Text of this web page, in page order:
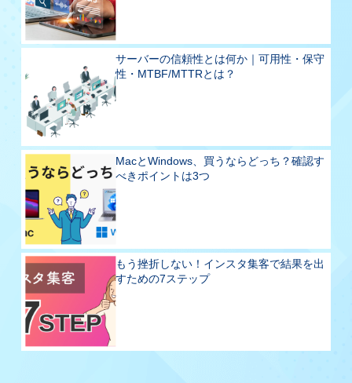
サーバーの信頼性とは何か｜可用性・保守
性・MTBF/MTTRとは？
MacとWindows、買うならどっち？確認す
べきポイントは3つ
もう挫折しない！インスタ集客で結果を出
すための7ステップ